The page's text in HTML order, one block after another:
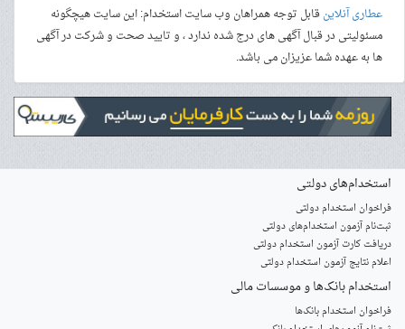
عطاری آنلاینقابل توجه همراهان وب سایت استخدام: این سایت هیچگونه
مسئولیتی در قبال آگهی های درج شده ندارد ، و تایید صحت و شرکت در آگهی
ها به عهده شما عزیزان می باشد.
استخدام‌های دولتی
فراخوان استخدام دولتی
ثبت‌نام آزمون‌ استخدام‌های دولتی
دریافت کارت آزمون استخدام دولتی
اعلام نتایج آزمون استخدام دولتی
استخدام‌ بانک‌ها و موسسات مالی
فراخوان استخدام بانک‌ها